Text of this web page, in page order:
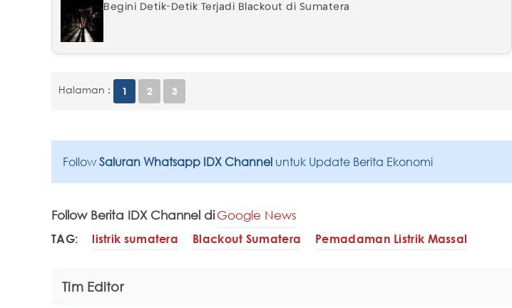
Begini Detik-Detik Terjadi Blackout di Sumatera
Halaman : 1 2 3
Follow Saluran Whatsapp IDX Channel untuk Update Berita Ekonomi
Follow Berita IDX Channel diGoogle News
TAG: listrik sumatera Blackout Sumatera Pemadaman Listrik Massal
Tim Editor